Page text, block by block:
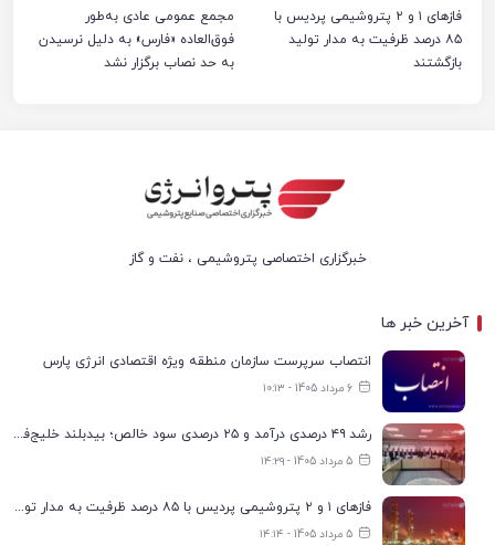
فازهای ۱ و ۲ پتروشیمی پردیس با
۸۵ درصد ظرفیت به مدار تولید
بازگشتند
مجمع عمومی عادی به‌طور
فوق‌العاده «فارس» به دلیل نرسیدن
به حد نصاب برگزار نشد
خبرگزاری اختصاصی پتروشیمی ، نفت و گاز
آخرین خبر ها
انتصاب سرپرست سازمان منطقه ویژه اقتصادی انرژی پارس
6 مرداد 1405 - ۱۰:۱۳
رشد ۴۹ درصدی درآمد و ۲۵ درصدی سود خالص؛ بیدبلند خلیج‌فارس سال ۱۴۰۴ را با رکوردهای جدید به پایان رساند
5 مرداد 1405 - ۱۴:۲۹
فازهای ۱ و ۲ پتروشیمی پردیس با ۸۵ درصد ظرفیت به مدار تولید بازگشتند
5 مرداد 1405 - ۱۴:۱۴